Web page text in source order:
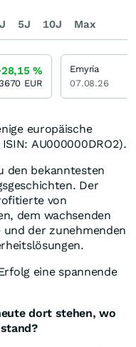
europäische
AU000000DRO2).
den bekanntesten
Der
von
dem wachsenden
der zunehmenden
eine spannende
dort stehen, wo
5J 10J Max
%
EUR
Emyria
07.08.26